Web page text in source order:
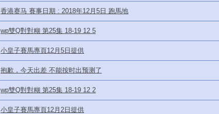
香港赛马 賽事日期 : 2018年12月5日 跑馬地
wp雙Q對對糊 第25集 18-19 12 5
小皇子賽馬專頁12月5日提供
抱歉，今天出差 不能按时出预测了
wp雙Q對對糊 第25集 18-19 12 2
小皇子賽馬專頁12月2日提供